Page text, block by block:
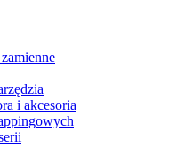
i akcesoria